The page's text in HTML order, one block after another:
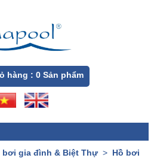
hàng : 0Sản phẩm
bơi gia đình & Biệt Thự> Hồ bơi